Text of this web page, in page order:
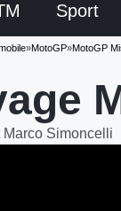
Sport
»MotoGP»MotoGP
Simoncelli